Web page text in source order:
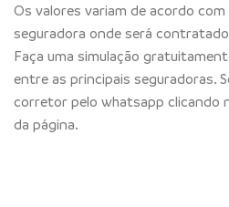
Os valores variam de acordo com
seguradora onde será
Faça uma simulação
entre as principais seguradoras.
corretor pelo whatsapp clicando
da página.